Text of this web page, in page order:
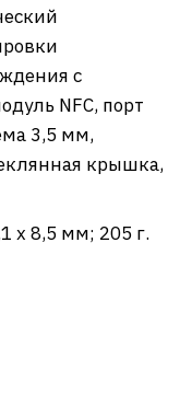
с
NFC, порт
3,5 мм,
крышка,
x 8,5 мм; 205 г.